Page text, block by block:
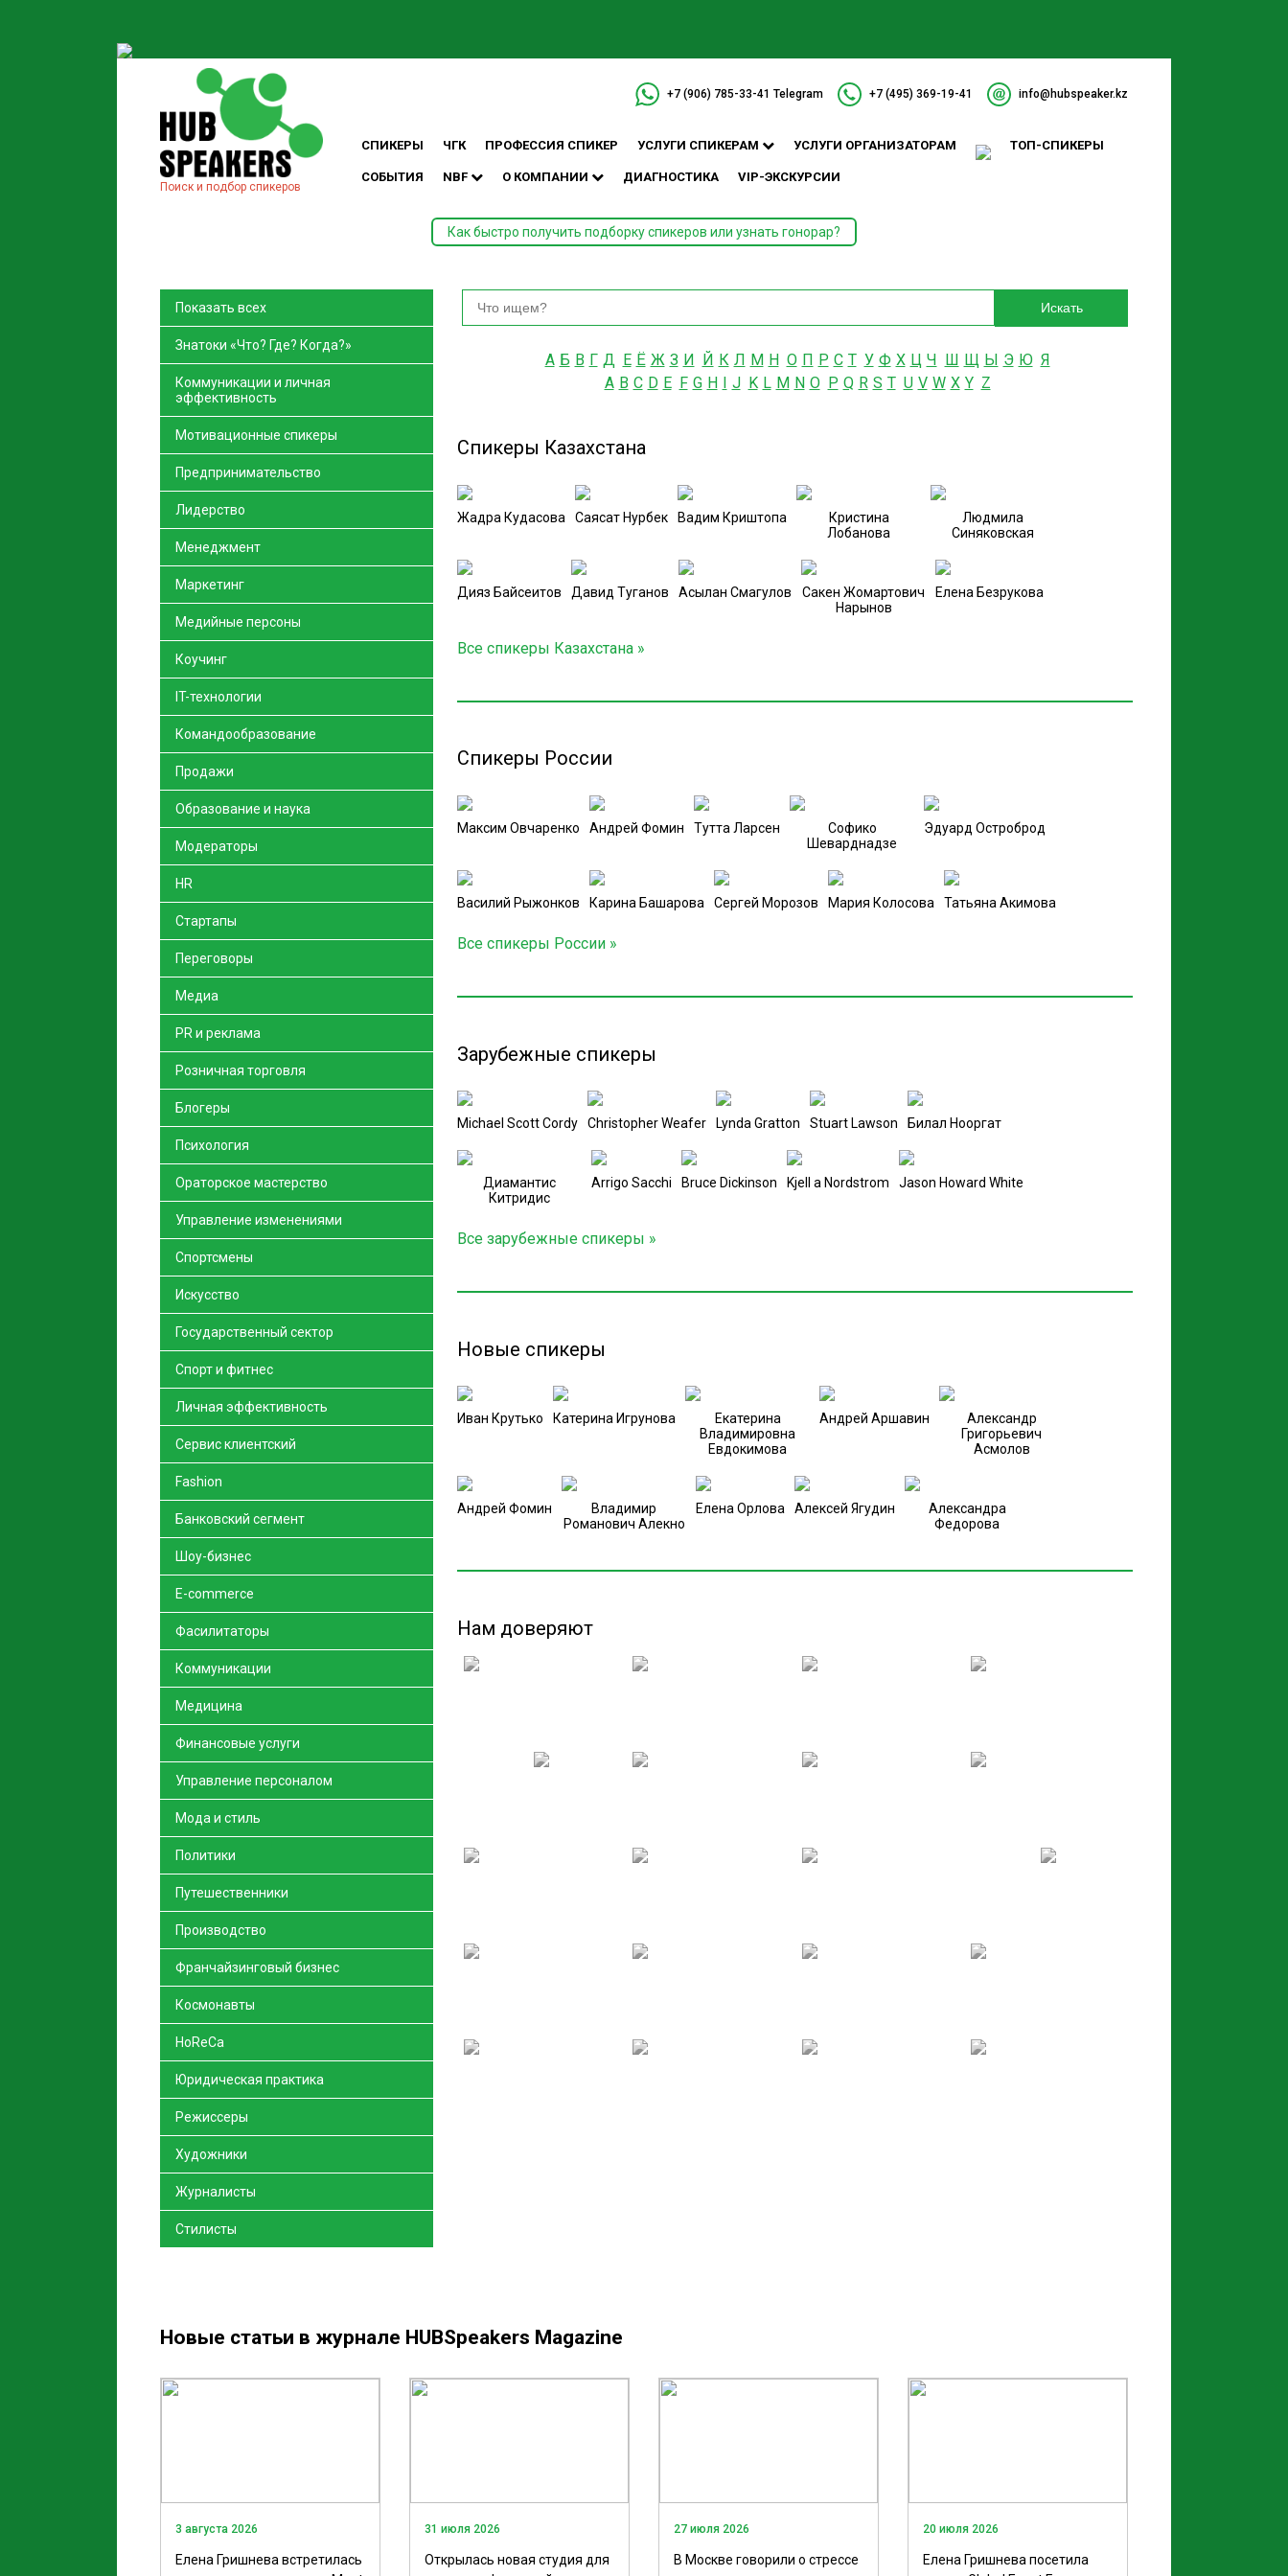
Поиск и подбор спикеров
+7 (906) 785-33-41 Telegram +7 (495) 369-19-41 info@hubspeaker.kz
СПИКЕРЫ ЧГК ПРОФЕССИЯ СПИКЕР УСЛУГИ СПИКЕРАМ УСЛУГИ ОРГАНИЗАТОРАМ ТОП-СПИКЕРЫ
СОБЫТИЯ NBF О КОМПАНИИ ДИАГНОСТИКА VIP-ЭКСКУРСИИ
Как быстро получить подборку спикеров или узнать гонорар?
Показать всех
Знатоки «Что? Где? Когда?»
Коммуникации и личная
эффективность
Мотивационные спикеры
Предпринимательство
Лидерство
Менеджмент
Маркетинг
Медийные персоны
Коучинг
IT-технологии
Командообразование
Продажи
Образование и наука
Модераторы
HR
Стартапы
Переговоры
Медиа
PR и реклама
Розничная торговля
Блогеры
Психология
Ораторское мастерство
Управление изменениями
Спортсмены
Искусство
Государственный сектор
Спорт и фитнес
Личная эффективность
Сервис клиентский
Fashion
Банковский сегмент
Шоу-бизнес
E-commerce
Фасилитаторы
Коммуникации
Медицина
Финансовые услуги
Управление персоналом
Мода и стиль
Политики
Путешественники
Производство
Франчайзинговый бизнес
Космонавты
HoReCa
Юридическая практика
Режиссеры
Художники
Журналисты
Стилисты
Искать
А Б В Г Д Е Ё Ж З И Й К Л М Н О П Р С Т У Ф Х Ц Ч Ш Щ Ы Э Ю Я
A B C D E F G H I J K L M N O P Q R S T U V W X Y Z
Спикеры Казахстана
Жадра Кудасова Саясат Нурбек Вадим Криштопа
Кристина
Лобанова
Людмила
Синяковская
Дияз Байсеитов Давид Туганов Асылан Смагулов
Сакен Жомартович
Нарынов
Елена Безрукова
Все спикеры Казахстана »
Спикеры России
Максим Овчаренко Андрей Фомин Тутта Ларсен
Софико
Шеварднадзе
Эдуард Остроброд
Василий Рыжонков Карина Башарова Сергей Морозов Мария Колосова Татьяна Акимова
Все спикеры России »
Зарубежные спикеры
Michael Scott Cordy Christopher Weafer Lynda Gratton Stuart Lawson Билал Нооргат
Диамантис
Китридис
Arrigo Sacchi Bruce Dickinson Kjell a Nordstrom Jason Howard White
Все зарубежные спикеры »
Новые спикеры
Иван Крутько Катерина Игрунова
Екатерина
Владимировна
Евдокимова
Андрей Аршавин
Александр
Григорьевич
Асмолов
Андрей Фомин
Владимир
Романович Алекно
Елена Орлова Алексей Ягудин
Александра
Федорова
Нам доверяют
Новые статьи в журнале HUBSpeakers Magazine
3 августа 2026
Елена Гришнева встретилась
31 июля 2026
Открылась новая студия для
27 июля 2026
В Москве говорили о стрессе
20 июля 2026
Елена Гришнева посетила